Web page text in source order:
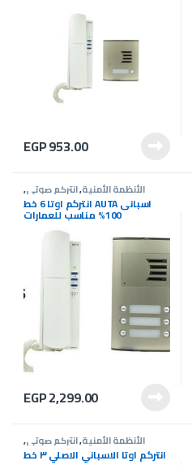
EGP953.00
الأنظمة الأمنية,انتركم صوتى,
عروض انتركم
انتركم اوتا 6 خط AUTA اسبانى
100% مناسب للعمارات
EGP2,299.00
الأنظمة الأمنية,انتركم صوتى,
عروض انتركم
انتركم اوتا الاسباني الاصلي ٣ خط